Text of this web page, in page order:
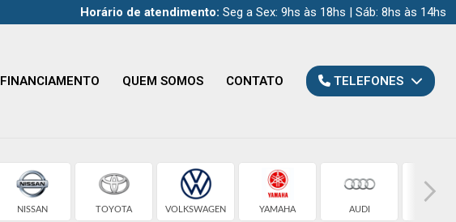
Horário de atendimento: Seg a Sex: 9hs às 18hs | Sáb: 8hs às 14hs
FINANCIAMENTO QUEM SOMOS CONTATO TELEFONES
NISSAN TOYOTA VOLKSWAGEN YAMAHA AUDI